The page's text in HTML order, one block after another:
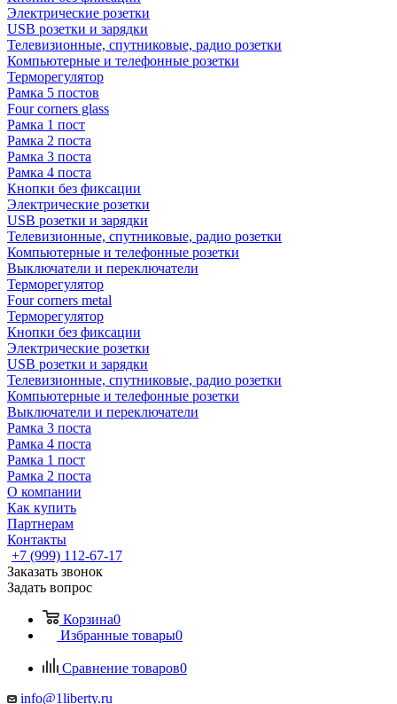
Электрические розетки
USB розетки и зарядки
Телевизионные, спутниковые, радио розетки
Компьютерные и телефонные розетки
Терморегулятор
Рамка 5 постов
Four corners glass
Рамка 1 пост
Рамка 2 поста
Рамка 3 поста
Рамка 4 поста
Кнопки без фиксации
Электрические розетки
USB розетки и зарядки
Телевизионные, спутниковые, радио розетки
Компьютерные и телефонные розетки
Выключатели и переключатели
Терморегулятор
Four corners metal
Терморегулятор
Кнопки без фиксации
Электрические розетки
USB розетки и зарядки
Телевизионные, спутниковые, радио розетки
Компьютерные и телефонные розетки
Выключатели и переключатели
Рамка 3 поста
Рамка 4 поста
Рамка 1 пост
Рамка 2 поста
О компании
Как купить
Партнерам
Контакты
+7 (999) 112-67-17
Заказать звонок
Задать вопрос
Корзина0
Избранные товары0
Сравнение товаров0
info@1liberty.ru